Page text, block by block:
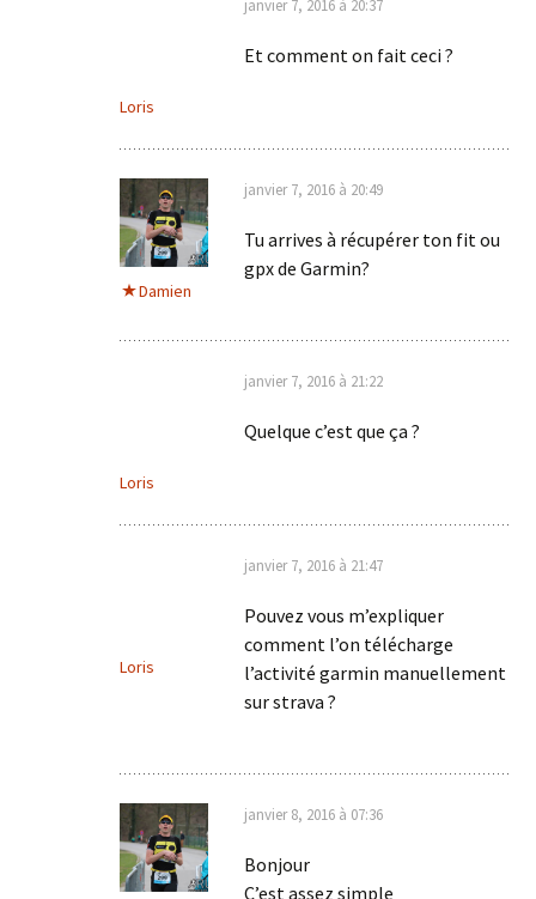
Loris
janvier 7, 2016 à 20:37
Et comment on fait ceci ?
Damien
janvier 7, 2016 à 20:49
Tu arrives à récupérer ton fit ou
gpx de Garmin?
Loris
janvier 7, 2016 à 21:22
Quelque c’est que ça ?
Loris
janvier 7, 2016 à 21:47
Pouvez vous m’expliquer
comment l’on télécharge
l’activité garmin manuellement
sur strava ?
janvier 8, 2016 à 07:36
Bonjour
C’est assez simple